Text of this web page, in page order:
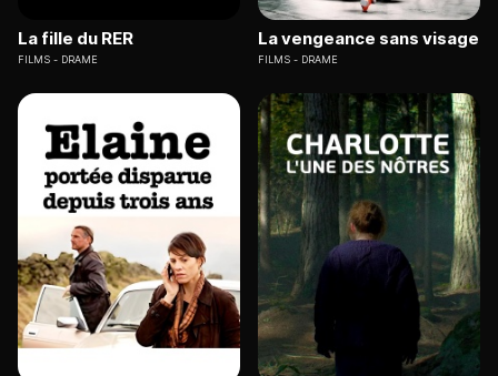
La fille du RER
FILMS DRAME
La vengeance sans visage
FILMS DRAME